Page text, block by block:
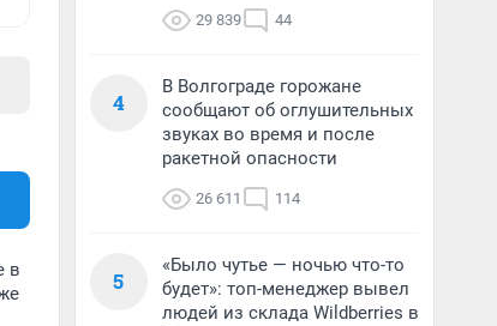
в
29 839 44
4
В Волгограде горожане
сообщают об оглушительных
звуках во время и после
ракетной опасности
26 611 114
5
«Было чутье — ночью что-то
будет»: топ-менеджер вывел
людей из склада Wildberries в